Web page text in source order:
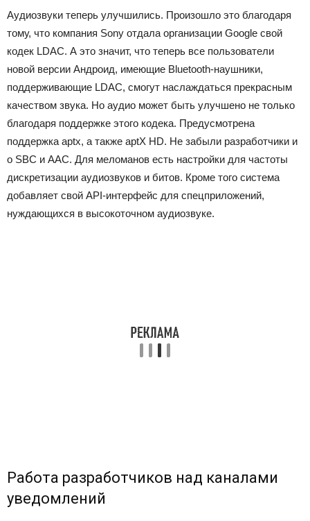
Аудиозвуки теперь улучшились. Произошло это благодаря
тому, что компания Sony отдала организации Google свой
кодек LDAC. А это значит, что теперь все пользователи
новой версии Андроид, имеющие Bluetooth-наушники,
поддерживающие LDAC, смогут наслаждаться прекрасным
качеством звука. Но аудио может быть улучшено не только
благодаря поддержке этого кодека. Предусмотрена
поддержка aptx, а также aptX HD. Не забыли разработчики и
о SBC и AAC. Для меломанов есть настройки для частоты
дискретизации аудиозвуков и битов. Кроме того система
добавляет свой API-интерфейс для спецприложений,
нуждающихся в высокоточном аудиозвуке.
Работа разработчиков над каналами
уведомлений